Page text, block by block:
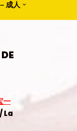
成人
一
/ La